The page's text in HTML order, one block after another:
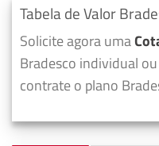
Tabela de Valor
Solicite agora uma
Bradesco individual
contrate o plano